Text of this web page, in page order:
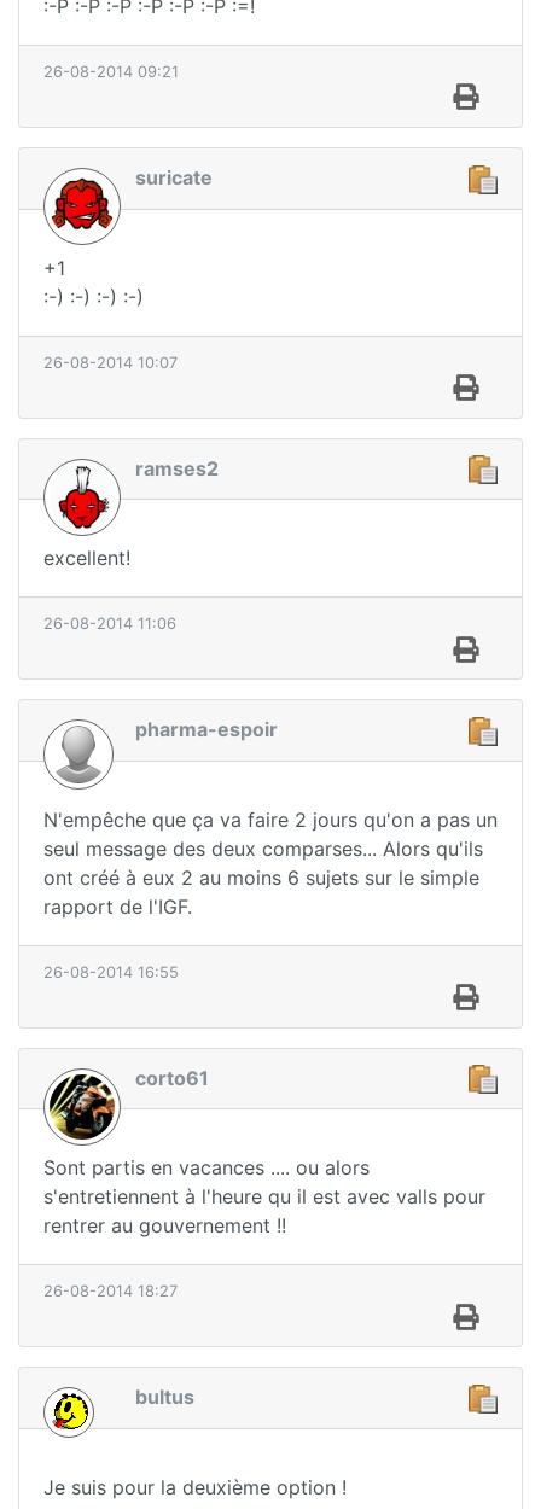
:-P :-P :-P :-P :-P :-P :=!
26-08-2014 09:21
suricate
+1
:-) :-) :-) :-)
26-08-2014 10:07
ramses2
excellent!
26-08-2014 11:06
pharma-espoir
N'empêche que ça va faire 2 jours qu'on a pas un
seul message des deux comparses... Alors qu'ils
ont créé à eux 2 au moins 6 sujets sur le simple
rapport de l'IGF.
26-08-2014 16:55
corto61
Sont partis en vacances .... ou alors
s'entretiennent à l'heure qu il est avec valls pour
rentrer au gouvernement !!
26-08-2014 18:27
bultus
Je suis pour la deuxième option !